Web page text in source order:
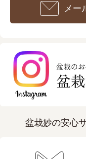
メー
盆栽妙の安心